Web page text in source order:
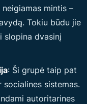
mintis –
Tokiu būdu jie
slopina dvasinį
: Ši grupė taip pat
sistemas.
autoritarines